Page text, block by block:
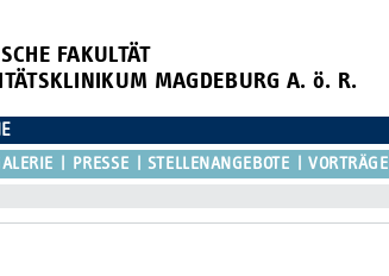
FAKULTÄT
MAGDEBURG A. ö. R.
PRESSE STELLENANGEBOTE VORTRÄGE